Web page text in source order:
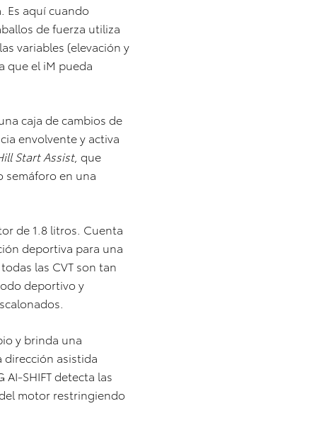
Es aquí cuando
de fuerza utiliza
variables (elevación y
que el iM pueda
caja de cambios de
envolvente y activa
Start Assist, que
semáforo en una
de 1.8 litros. Cuenta
deportiva para una
las CVT son tan
deportivo y
y brinda una
dirección asistida
SHIFT detecta las
motor restringiendo